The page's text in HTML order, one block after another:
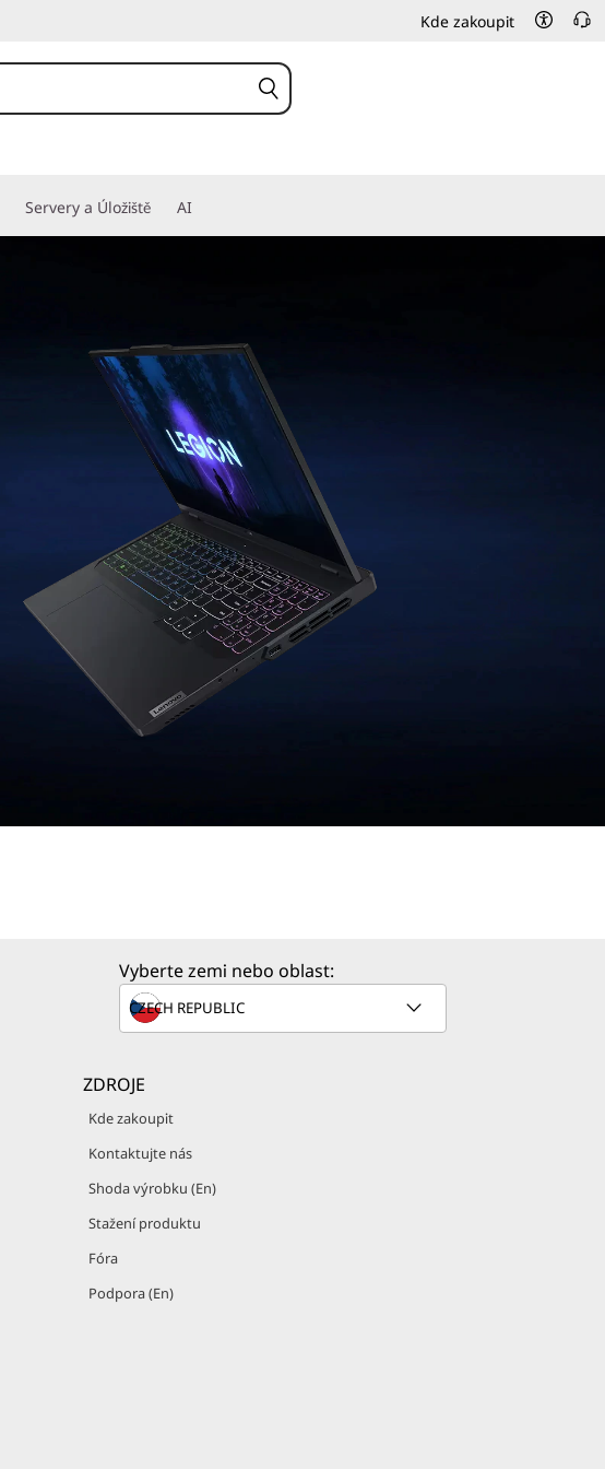
Kde zakoupit
Servery a Úložiště AI
Vyberte zemi nebo oblast:
ZDROJE
Kde zakoupit
Kontaktujte nás
Shoda výrobku (En)
Stažení produktu
Fóra
Podpora (En)